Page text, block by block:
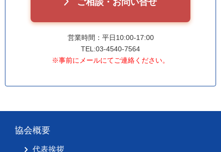
ご相談・お問い合せ
営業時間：平日10:00-17:00
TEL:03-4540-7564
※事前にメールにてご連絡ください。
協会概要
代表挨拶